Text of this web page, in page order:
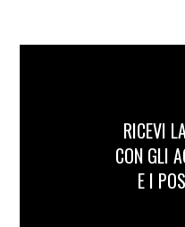
RICEVI
CON GLI
E I